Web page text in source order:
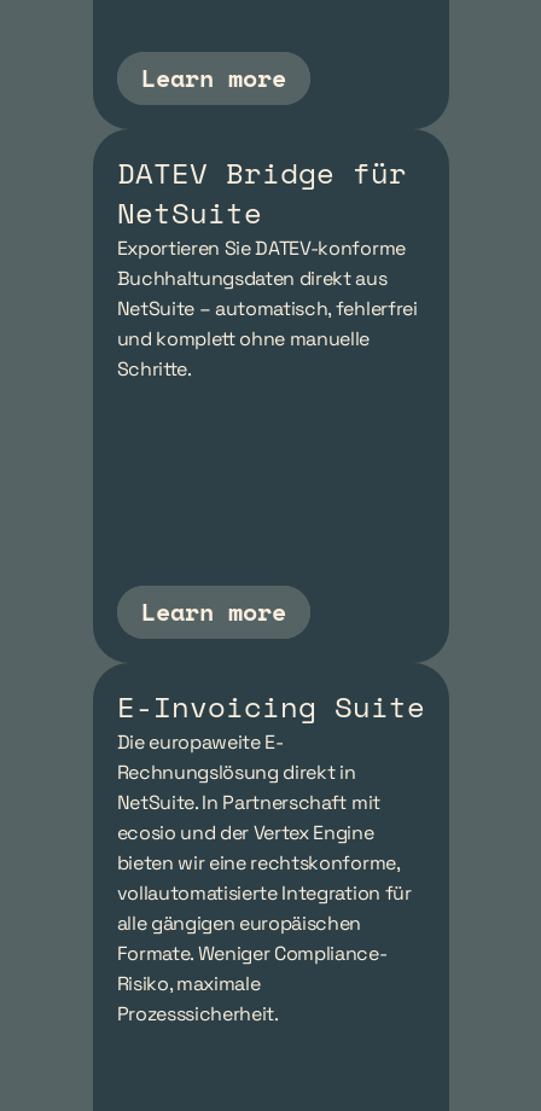
Learn more
DATEV Bridge für
NetSuite
Exportieren Sie DATEV-konforme
Buchhaltungsdaten direkt aus
NetSuite – automatisch, fehlerfrei
und komplett ohne manuelle
Schritte.
Learn more
E-Invoicing Suite
Die europaweite E-
Rechnungslösung direkt in
NetSuite. In Partnerschaft mit
ecosio und der Vertex Engine
bieten wir eine rechtskonforme,
vollautomatisierte Integration für
alle gängigen europäischen
Formate. Weniger Compliance-
Risiko, maximale
Prozesssicherheit.